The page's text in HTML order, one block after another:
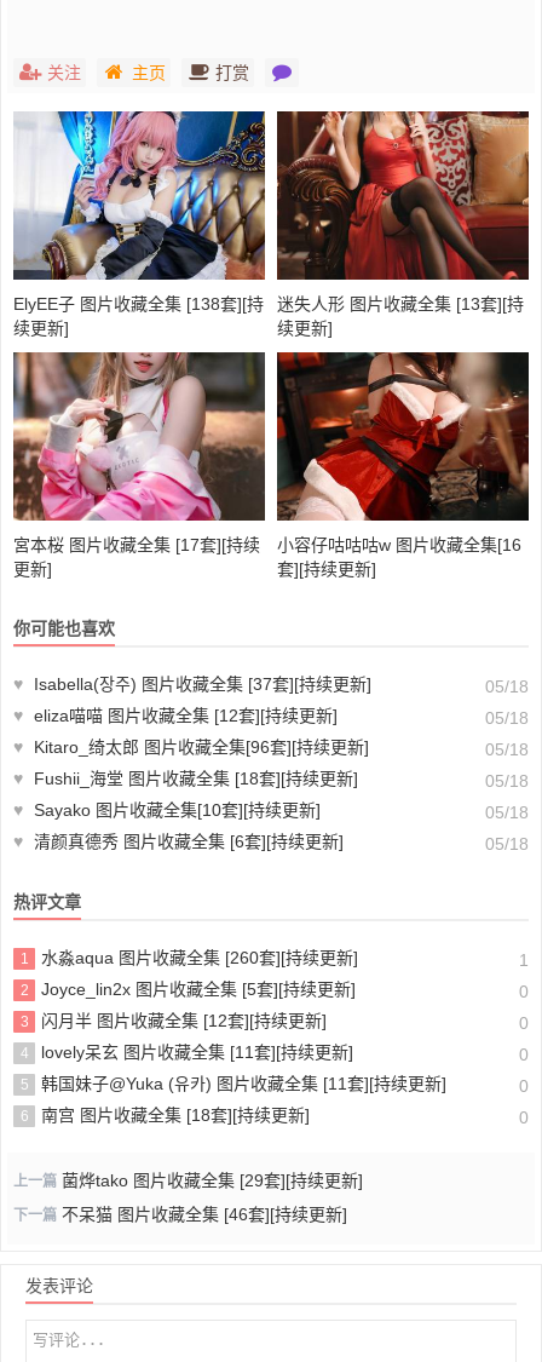
关注 主页 打赏
ElyEE子 图片收藏全集 [138套][持
续更新]
迷失人形 图片收藏全集 [13套][持
续更新]
宮本桜 图片收藏全集 [17套][持续
更新]
小容仔咕咕咕w 图片收藏全集[16
套][持续更新]
你可能也喜欢
♥ Isabella(장주) 图片收藏全集 [37套][持续更新]
05/18
♥ eliza喵喵 图片收藏全集 [12套][持续更新]
05/18
♥
Kitaro_绮太郎 图片收藏全集[96套][持续更新]
05/18
♥
Fushii_海堂 图片收藏全集 [18套][持续更新]
05/18
♥ Sayako 图片收藏全集[10套][持续更新]
05/18
♥ 清颜真德秀 图片收藏全集 [6套][持续更新] 05/18
热评文章
1 水淼aqua 图片收藏全集 [260套][持续更新] 1
2 Joyce_lin2x 图片收藏全集 [5套][持续更新] 0
3 闪月半 图片收藏全集 [12套][持续更新] 0
4 lovely呆玄 图片收藏全集 [11套][持续更新] 0
5 韩国妹子@Yuka (유카) 图片收藏全集 [11套][持续更新] 0
6 南宫 图片收藏全集 [18套][持续更新] 0
上一篇 菌烨tako 图片收藏全集 [29套][持续更新]
下一篇 不呆猫 图片收藏全集 [46套][持续更新]
发表评论